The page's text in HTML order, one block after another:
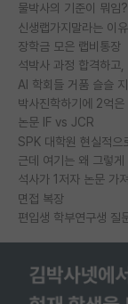
물박사의 기준이 뭐임?
신생랩가지말라는 이
장학금 모은 랩비통장
AI 학회들 거품 슬슬
논문 IF vs JCR
SPK 대학원 현실적으
근데 여기는 왜 그렇
석사가 1저자 논문 가
면접 복장
편입생 학부연구생 질